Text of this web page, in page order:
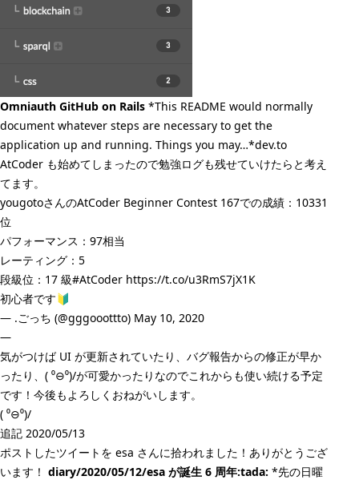
Omniauth GitHub on Rails *This README would normally
document whatever steps are necessary to get the
application up and running. Things you may…*dev.to
AtCoder も始めてしまったので勉強ログも残せていけたらと考え
てます。
yougotoさんのAtCoder Beginner Contest 167での成績：10331
位
パフォーマンス：97相当
レーティング：5
段級位：17 級#AtCoder https://t.co/u3RmS7jX1K
初心者です🔰
— .ごっち (@gggooottto) May 10, 2020
—
気がつけば UI が更新されていたり、バグ報告からの修正が早か
ったり、( ⁰⊖⁰)/が可愛かったりなのでこれからも使い続ける予定
です！今後もよろしくおねがいします。
( ⁰⊖⁰)/
追記 2020/05/13
ポストしたツイートを esa さんに拾われました！ありがとうござ
います！ diary/2020/05/12/esa が誕生 6 周年:tada: *先の日曜